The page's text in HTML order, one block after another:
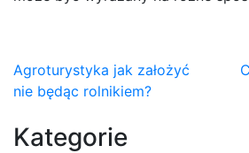
Nawigacja
wpisu
Agroturystyka jak założyć
nie będąc rolnikiem?
Kategorie